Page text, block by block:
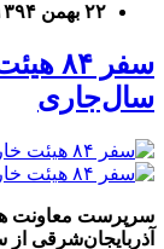
۲۲ بهمن ۱۳۹۴ - ۱۰:۰۲
سفر
سال‌جاری
سرپرست معاونت